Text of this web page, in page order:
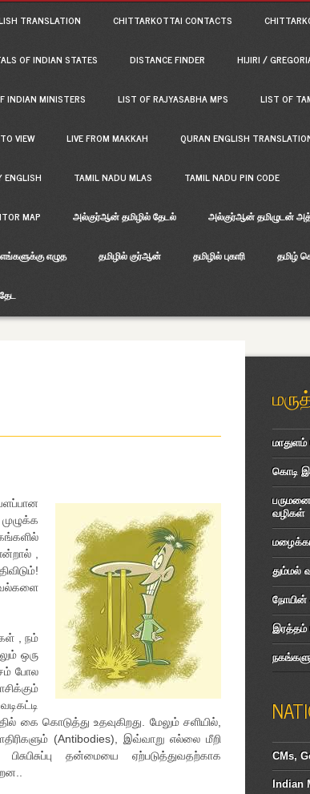
TRANSLATION CHITTARKOTTAI CONTACTS
OF INDIAN STATES DISTANCE FINDER HIJIRI /
INDIAN MINISTERS LIST OF RAJYASABHA MPS LIST OF
VIEW LIVE FROM MAKKAH QURAN ENGLISH
ENGLISH TAMIL NADU MLAS TAMIL NADU PIN CODE
MAP அல்குர்ஆன் தமிழில் தேடல் அல்குர்ஆன் தமிழுடன்
எங்களுக்கு எழுத தமிழில் குர்ஆன் தமிழில் புகாரி தமிழ்
,
, நம்
ஒரு
போல
கை கொடுத்து உதவுகிறது. மேலும் சளியில்,
(Antibodies), இவ்வாறு எல்லை மீறி
தன்மையை ஏற்படுத்துவதற்காக
கொடி
வழிகள்
தும்மல்
நோயின்
இரத்தம்
CMs,
Indian